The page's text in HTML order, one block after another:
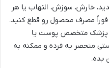
خارش، سوزش، التهاب یا هر
مصرف محصول رو قطع کنید.
یه پزشک متخصص پوست یا
منحصر به فرده و ممکنه به
بده.